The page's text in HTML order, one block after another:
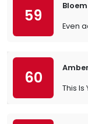
59
Bloem
Even
60
Amber
This Is